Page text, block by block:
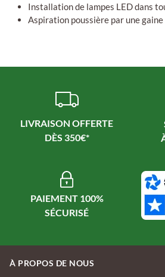
Installation de lampes LED dans
Aspiration poussière par une
LIVRAISON OFFERTE
DÈS 350€*
PAIEMENT 100%
À PROPOS DE NOUS